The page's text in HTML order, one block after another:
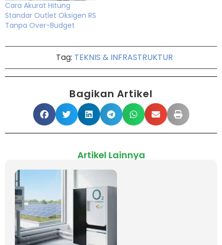
Cara Akurat Hitung
Standar Outlet Oksigen RS
Tanpa Over-Budget
Tag: TEKNIS & INFRASTRUKTUR
Bagikan Artikel
Artikel Lainnya